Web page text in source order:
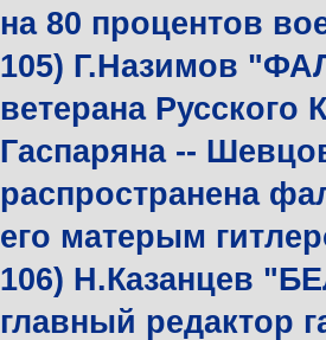
на 80 процентов
105) Г.Назимов
ветерана
Гаспаряна --
распространена
его матерым
106) Н.Казанцев
главный редактор